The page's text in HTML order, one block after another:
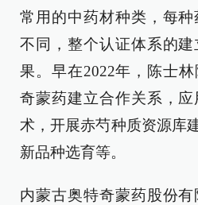
常用的中药材种类，每
不同，整个认证体系的
果。早在2022年，陈士
奇蒙药建立合作关系，
术，开展赤芍种质资源库
新品种选育等。
内蒙古奥特奇蒙药股份